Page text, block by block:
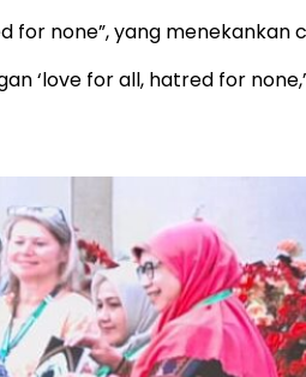
none”, yang
‘love for all, hatred for